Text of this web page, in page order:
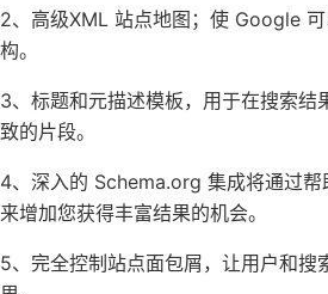
2、高级XML 站点地图；使 Google
构。
3、标题和元描述模板，用于在搜索结
致的片段。
4、深入的 Schema.org 集成将通过
来增加您获得丰富结果的机会。
5、完全控制站点面包屑，让用户和搜